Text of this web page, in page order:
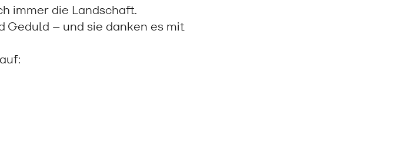
immer die Landschaft.
Geduld – und sie danken es mit